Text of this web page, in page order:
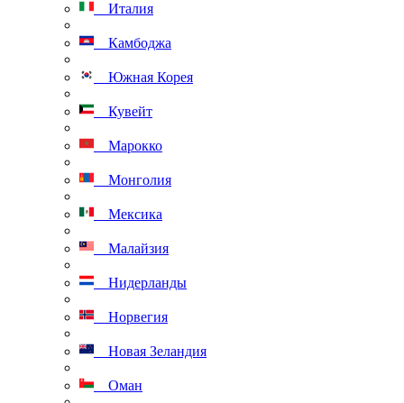
Италия
Камбоджа
Южная Корея
Кувейт
Марокко
Монголия
Мексика
Малайзия
Нидерланды
Норвегия
Новая Зеландия
Оман